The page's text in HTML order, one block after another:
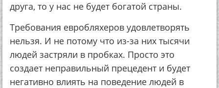
друга, то у нас не будет богатой страны.
Требования евробляхеров удовлетворять
нельзя. И не потому что из-за них тысячи
людей застряли в пробках. Просто это
создает неправильный прецедент и будет
негативно влиять на поведение людей в